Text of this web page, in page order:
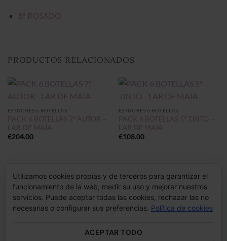
8º ROSADO
PRODUCTOS RELACIONADOS
ESTUCHES 6 BOTELLAS
PACK 6 BOTELLAS 7º AUTOR –
LAR DE MAÍA
€204.00
ESTUCHES 6 BOTELLAS
PACK 6 BOTELLAS 5º TINTO –
LAR DE MAIA
€108.00
Utilizamos cookies propias y de terceros para garantizar el
funcionamiento de la web, medir su uso y mejorar nuestros
servicios. Puede aceptar todas las cookies, rechazar las no
necesarias o configurar sus preferencias. Política de cookies
ACEPTAR TODO